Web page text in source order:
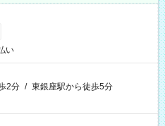
い
2分 / 東銀座駅から徒歩5分